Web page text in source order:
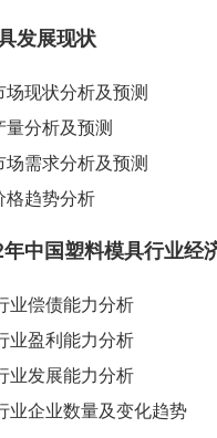
发展现状
现状分析及预测
分析及预测
需求分析及预测
格趋势分析
中国塑料模具行业经
业偿债能力分析
业盈利能力分析
业发展能力分析
企业数量及变化趋势